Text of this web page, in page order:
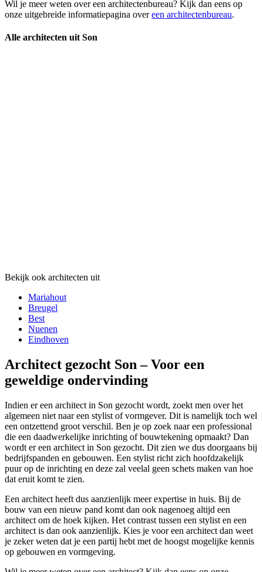
Wil je meer weten over een architectenbureau? Kijk dan eens op
onze uitgebreide informatiepagina overeen architectenbureau.
Alle architecten uit Son
Bekijk ook architecten uit
Mariahout
Breugel
Best
Nuenen
Eindhoven
Architect gezocht Son – Voor een
geweldige ondervinding
Indien er een architect in Son gezocht wordt, zoekt men over het
algemeen niet naar een stylist of vormgever. Dit is namelijk toch wel
een ontzettend groot verschil. Ben je op zoek naar een professional
die een daadwerkelijke inrichting of bouwtekening opmaakt? Dan
wordt er een architect in Son gezocht. Dit zien we dus doorgaans bij
bedrijfspanden en gebouwen. Een stylist richt zich hoofdzakelijk
puur op de inrichting en deze zal veelal geen schets maken van hoe
dat eruit komt te zien.
Een architect heeft dus aanzienlijk meer expertise in huis. Bij de
bouw van een nieuw pand komt dan ook nagenoeg altijd een
architect om de hoek kijken. Het contrast tussen een stylist en een
architect is dan ook aanzienlijk. Kies je voor een architect dan weet
je zeker weten dat je een partij hebt met de hoogst mogelijke kennis
op gebouwen en vormgeving.